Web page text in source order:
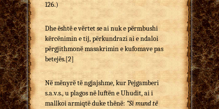
126.)
Dhe është e vërtet se ai nuk e përmbushi
kërcënimin e tij, përkundrazi ai e ndaloi
përgjithmonë masakrimin e ku­fomave pas
betejës.[2]
Në mënyrë të ngjajshme, kur Pejgamberi
s.a.v.s., u pla­gos në luftën e Uhudit, ai i
mallkoi armiqtë duke thënë: “Si mund të